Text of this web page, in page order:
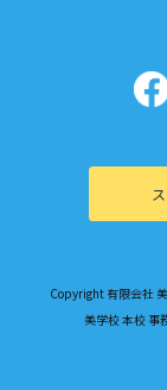
Copyright 有限会社
美学校 本校